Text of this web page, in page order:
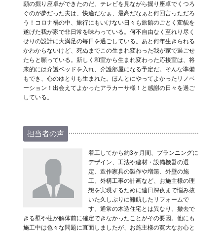
願の掘り座卓ができたのだ。テレビを見ながら掘り座卓でくつろ
ぐのが夢だった夫は、快適だなぁ、最高だなぁと何回言っただろ
う！コロナ禍の中、旅行にもいけない日々も旅館のごとく変貌を
遂げた我が家で非日常を味わっている。何不自由なく至れり尽く
せりの設計に大満足の毎日を過ごしている。あと何年生きられる
かわからないけど、死ぬまでこの生まれ変わった我が家で過ごせ
たらと願っている。新しく和室から生まれ変わった応接室は、将
来的には介護ベッドを入れ、介護部屋になる予定だ。そんな準備
もでき、心のゆとりも生まれた。ほんとにやってよかったリノベ
ーション！出会えてよかったアラカーサ様！と感謝の日々を過ご
している。
担当者の声
着工してから約3ヶ月間、プランニングに
デザイン、工法や建材・設備機器の選
定、造作家具の製作や増築、外壁の施
工、外構工事の計画など、お施主様の理
想を実現するために連日深夜まで悩み抜
いた久しぶりに難航したリフォームで
す。通常の木造住宅とは異なり、撤去で
きる壁や柱が解体前に確定できなかったことがその要因。他にも
施工中は色々な問題に直面しましたが、お施主様の寛大なお心と